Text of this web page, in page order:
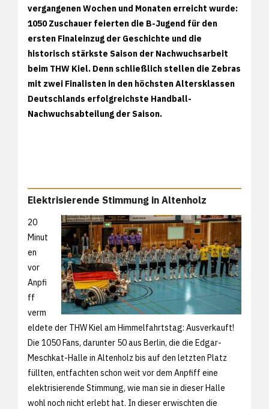
vergangenen Wochen und Monaten erreicht wurde:
1050 Zuschauer feierten die B-Jugend für den
ersten Finaleinzug der Geschichte und die
historisch stärkste Saison der Nachwuchsarbeit
beim THW Kiel. Denn schließlich stellen die Zebras
mit zwei Finalisten in den höchsten Altersklassen
Deutschlands erfolgreichste Handball-
Nachwuchsabteilung der Saison.
Elektrisierende Stimmung in Altenholz
20
Minut
en
vor
Anpfi
ff
verm
eldete der THW Kiel am Himmelfahrtstag: Ausverkauft!
Die 1050 Fans, darunter 50 aus Berlin, die die Edgar-
Meschkat-Halle in Altenholz bis auf den letzten Platz
füllten, entfachten schon weit vor dem Anpfiff eine
elektrisierende Stimmung, wie man sie in dieser Halle
wohl noch nicht erlebt hat. In dieser erwischten die